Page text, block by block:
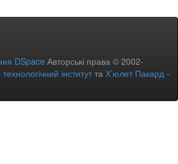
DSpace Авторські права © 2002-
інститутта Х’юлет Пакард -